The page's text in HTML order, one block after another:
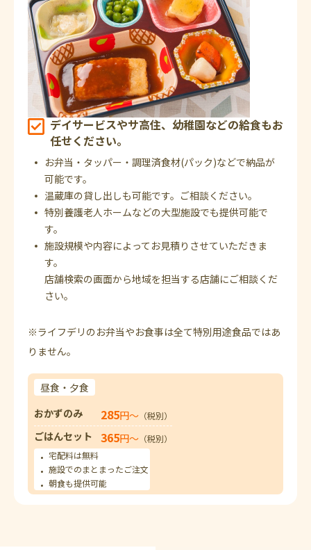
デイサービスやサ高住、幼稚園などの給食もお
任せください。
お弁当・タッパー・調理済食材(パック)などで納品が
可能です。
温蔵庫の貸し出しも可能です。ご相談ください。
特別養護老人ホームなどの大型施設でも提供可能で
す。
施設規模や内容によってお見積りさせていただきま
す。
店舗検索の画面から地域を担当する店舗にご相談くだ
さい。
※ライフデリのお弁当やお食事は全て特別用途食品ではあ
りません。
昼食・夕食
おかずのみ
285円〜 （税別）
ごはんセット 365円〜 （税別）
宅配料は無料
施設でのまとまったご注文
朝食も提供可能